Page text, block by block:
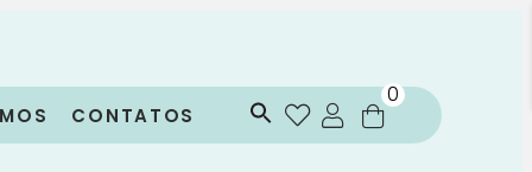
CONTATOS
0